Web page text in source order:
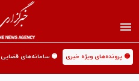
🟡 پرونده‌های ویژه خبری 🟡 سامانه‌های قضایی